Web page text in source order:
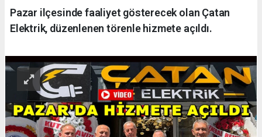
Pazar ilçesinde faaliyet gösterecek olan Çatan
Elektrik, düzenlenen törenle hizmete açıldı.